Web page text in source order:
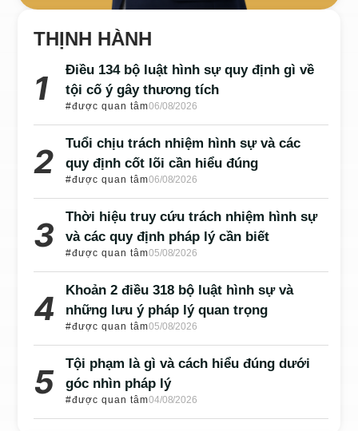
THỊNH HÀNH
Điều 134 bộ luật hình sự quy định gì về
tội cố ý gây thương tích
#được quan tâm06/08/2026
Tuổi chịu trách nhiệm hình sự và các
quy định cốt lõi cần hiểu đúng
#được quan tâm06/08/2026
Thời hiệu truy cứu trách nhiệm hình sự
và các quy định pháp lý cần biết
#được quan tâm05/08/2026
Khoản 2 điều 318 bộ luật hình sự và
những lưu ý pháp lý quan trọng
#được quan tâm05/08/2026
Tội phạm là gì và cách hiểu đúng dưới
góc nhìn pháp lý
#được quan tâm04/08/2026